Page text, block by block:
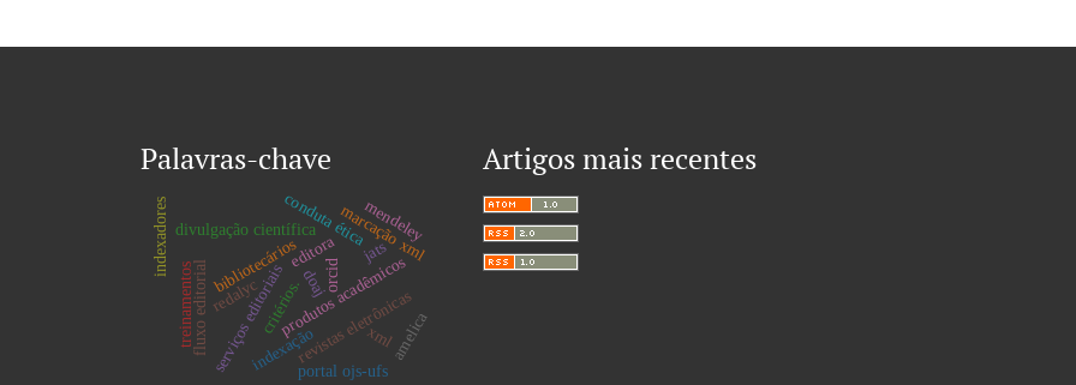
Palavras-chave
editora
produtos acadêmicos
serviços editoriais
bibliotecários
divulgação científicaconduta ética
revistas eletrônicas
critérios.
fluxo editorial
treinamentos
marcação xml
xml
jats
indexação
mendeley
doaj
redalyc
amelica
indexadores orcid
portal ojs-ufs
Artigos mais recentes